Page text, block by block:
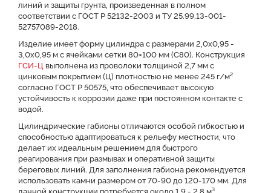
Файлы для скачивания
линий и защиты грунта, произведенная в полном
соответствии с ГОСТ Р 52132-2003 и ТУ 25.99.13-001-
52757089-2018.
Изделие имеет форму цилиндра c размерами 2,0х0,95 -
3,0x0,95 м с ячейками сетки 80×100 мм (С80). Конструкция
ГСИ-Ц выполнена из проволоки толщиной 2,7 мм с
цинковым покрытием (Ц) плотностью не менее 245 г/м²
согласно ГОСТ Р 50575, что обеспечивает высокую
устойчивость к коррозии даже при постоянном контакте с
водой.
Цилиндрические габионы отличаются особой гибкостью и
способностью адаптироваться к рельефу местности, что
делает их идеальным решением для быстрого
реагирования при размывах и оперативной защиты
береговых линий. Для заполнения габиона рекомендуется
использовать камни размером от 70-90 до 120-170 мм. Для